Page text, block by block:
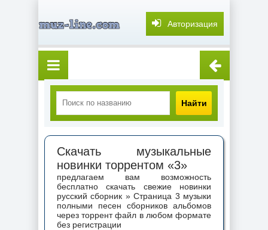
Авторизация
Найти
Скачать музыкальные
новинки торрентом «3»
предлагаем вам возможность
бесплатно скачать свежие новинки
русский сборник » Страница 3 музыки
полными песен сборников альбомов
через торрент файл в любом формате
без регистрации